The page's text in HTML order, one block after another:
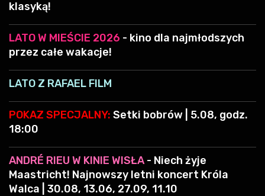
klasyką!
LATO W MIEŚCIE 2026 - kino dla najmłodszych
przez całe wakacje!
LATO Z RAFAEL FILM
POKAZ SPECJALNY: Setki bobrów | 5.08, godz.
18:00
ANDRÉ RIEU W KINIE WISŁA- Niech żyje
Maastricht! Najnowszy letni koncert Króla
Walca | 30.08, 13.06, 27.09, 11.10